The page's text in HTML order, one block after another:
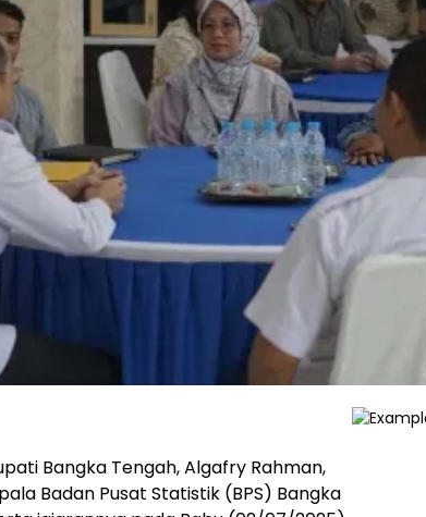
Bangka Tengah, Algafry Rahman,
Badan Pusat Statistik (BPS) Bangka